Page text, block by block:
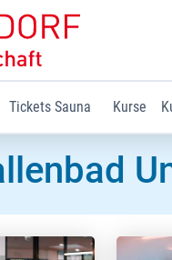
Tickets Sauna Kurse